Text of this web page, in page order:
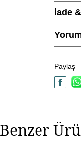
Taş
İade
Paylaş
Benzer